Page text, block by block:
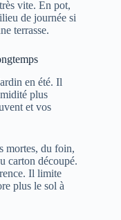
vite. En pot,
de journée si
terrasse.
en été. Il
plus
et vos
mortes, du foin,
carton découpé.
Il limite
plus le sol à